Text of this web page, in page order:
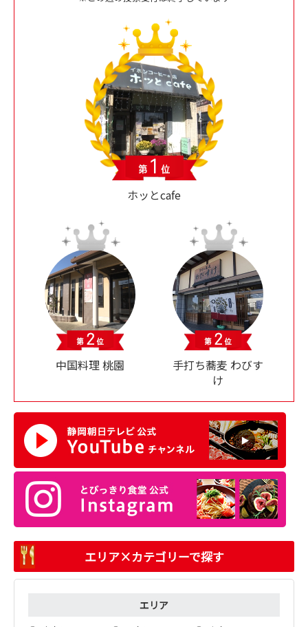
ホッとcafe
中国料理 桃園
手打ち蕎麦 わびす
け
エリア×カテゴリーで探す
エリア